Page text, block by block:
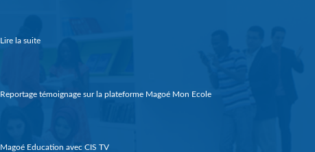
Lire la suite
Reportage témoignage sur la plateforme Magoé Mon Ecole
Magoé Education avec CIS TV